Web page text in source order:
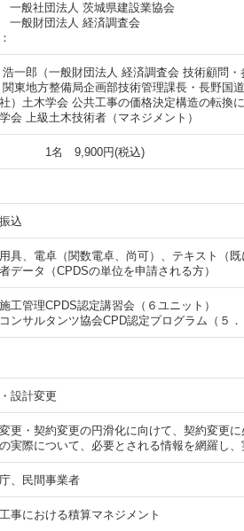
一般社団法人 茨城県建設業協会
一般財団法人 経済調査会
一郎（一般財団法人 経済調査会 技術顧問・
関東地方整備局企画部技術管理課長・長野国道
社）土木学会 公共工事の価格決定構造の転換
会 上級土木技術者（マネジメント）
1名 9,900円(税込)
込
具、電卓（関数電卓、尚可）、テキスト（
データ（CPDSの単位を申請される方）
工管理CPDS認定講習会（６ユニット）
ンサルタンツ協会CPD認定プログラム（５．
設計変更
更・契約変更の円滑化に向けて、契約変更
実際について、必要とされる情報を網羅し、
、民間事業者
事における積算マネジメント